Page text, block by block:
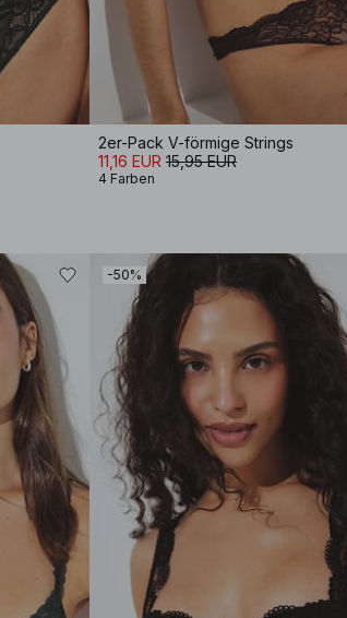
2er-Pack V-förmige Strings
11,16 EUR 15,95 EUR
4 Farben
-50%